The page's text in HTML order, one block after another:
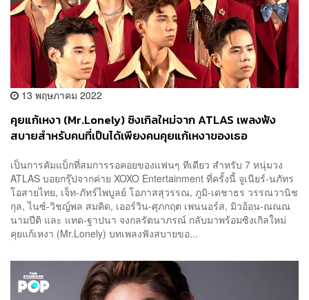
13 พฤษภาคม 2022
คุยแก้เหงา (Mr.Lonely) ซิงเกิลใหม่จาก ATLAS เพลงฟัง
สบายสำหรับคนที่เป็นได้เพียงคนคุยแก้เหงาของเธอ
เป็นการคัมแบ็กที่สมการรอคอยของแฟนๆ ทีเดียว สำหรับ 7 หนุ่มวง
ATLAS บอยกรุ๊ปจากค่าย XOXO Entertainment ที่ครั้งนี้ จูเนียร์-นภัทร
โอสายไทย, เจ็ท-ภัทร์ไพบูลย์ โอภาสสุวรรณ, ภูมิ-เดชาธร วรรณวานิช
กุล, ไนซ์-วิชญ์พล สมคิด, เออร์วิน-ศุภกฤต เพนนอร์ส, มิวอ้อน-ณณณ
นามปีติ และ แทด-ฐาปนา จงกลรัตนาภรณ์ กลับมาพร้อมซิงเกิลใหม่
คุยแก้เหงา (Mr.Lonely) บทเพลงฟังสบายขอ...